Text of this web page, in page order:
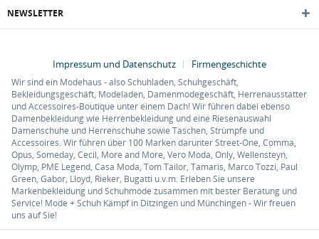
NEWSLETTER
Impressum und Datenschutz Firmengeschichte
Wir sind ein Modehaus - also Schuhladen, Schuhgeschäft,
Bekleidungsgeschäft, Modeladen, Damenmodegeschäft, Herrenausstatter
und Accessoires-Boutique unter einem Dach! Wir führen dabei ebenso
Damenbekleidung wie Herrenbekleidung und eine Riesenauswahl
Damenschuhe und Herrenschuhe sowie Taschen, Strümpfe und
Accessoires. Wir führen über 100 Marken darunter Street-One, Comma,
Opus, Someday, Cecil, More and More, Vero Moda, Only, Wellensteyn,
Olymp, PME Legend, Casa Moda, Tom Tailor, Tamaris, Marco Tozzi, Paul
Green, Gabor, Lloyd, Rieker, Bugatti u.v.m. Erleben Sie unsere
Markenbekleidung und Schuhmode zusammen mit bester Beratung und
Service! Mode + Schuh Kämpf in Ditzingen und Münchingen - Wir freuen
uns auf Sie!